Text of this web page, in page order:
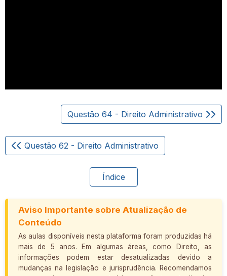
Questão 64 - Direito Administrativo
Questão 62 - Direito Administrativo
Índice
Aviso Importante sobre Atualização de
Conteúdo
As aulas disponíveis nesta plataforma foram produzidas há
mais de 5 anos. Em algumas áreas, como Direito, as
informações podem estar desatualizadas devido a
mudanças na legislação e jurisprudência. Recomendamos